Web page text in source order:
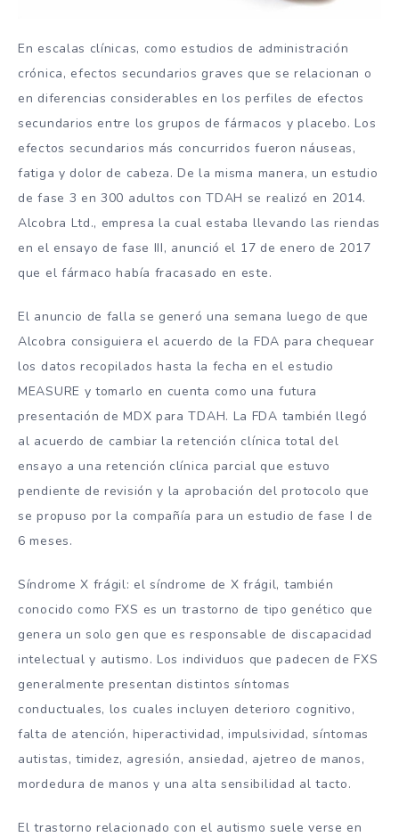
En escalas clínicas, como estudios de administración
crónica, efectos secundarios graves que se relacionan o
en diferencias considerables en los perfiles de efectos
secundarios entre los grupos de fármacos y placebo. Los
efectos secundarios más concurridos fueron náuseas,
fatiga y dolor de cabeza. De la misma manera, un estudio
de fase 3 en 300 adultos con TDAH se realizó en 2014.
Alcobra Ltd., empresa la cual estaba llevando las riendas
en el ensayo de fase III, anunció el 17 de enero de 2017
que el fármaco había fracasado en este.
El anuncio de falla se generó una semana luego de que
Alcobra consiguiera el acuerdo de la FDA para chequear
los datos recopilados hasta la fecha en el estudio
MEASURE y tomarlo en cuenta como una futura
presentación de MDX para TDAH. La FDA también llegó
al acuerdo de cambiar la retención clínica total del
ensayo a una retención clínica parcial que estuvo
pendiente de revisión y la aprobación del protocolo que
se propuso por la compañía para un estudio de fase I de
6 meses.
Síndrome X frágil: el síndrome de X frágil, también
conocido como FXS es un trastorno de tipo genético que
genera un solo gen que es responsable de discapacidad
intelectual y autismo. Los individuos que padecen de FXS
generalmente presentan distintos síntomas
conductuales, los cuales incluyen deterioro cognitivo,
falta de atención, hiperactividad, impulsividad, síntomas
autistas, timidez, agresión, ansiedad, ajetreo de manos,
mordedura de manos y una alta sensibilidad al tacto.
El trastorno relacionado con el autismo suele verse en